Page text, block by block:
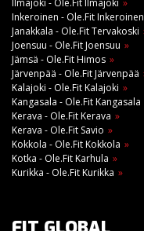
Ilmajoki - Ole.Fit Ilmajoki
Inkeroinen - Ole.Fit Inkeroinen
Janakkala - Ole.Fit Tervakoski
Joensuu - Ole.Fit Joensuu
Jämsä - Ole.Fit Himos
Järvenpää - Ole.Fit Järvenpää
Kalajoki - Ole.Fit Kalajoki
Kangasala - Ole.Fit Kangasala
Kerava - Ole.Fit Kerava
Kerava - Ole.Fit Savio
Kokkola - Ole.Fit Kokkola
Kotka - Ole.Fit Karhula
Kurikka - Ole.Fit Kurikka